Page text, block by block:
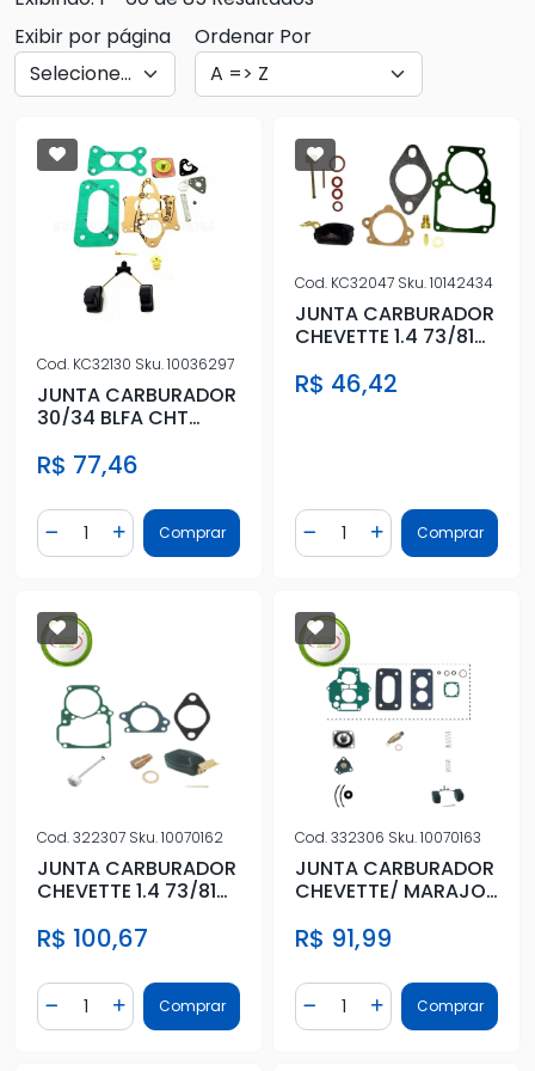
Exibir por página
Ordenar Por
Cod. KC32130 Sku.10036297
JUNTA CARBURADOR
30/34 BLFA CHT
DIAFRAGMA BOI
R$ 77,46
Diminuir Quantidade
Quantidade
Adicionar Quantidade
Comprar
Cod. KC32047 Sku.10142434
JUNTA CARBURADOR
CHEVETTE 1.4 73/81
C/ PIS
R$ 46,42
Diminuir Quantidade
Quantidade
AdicionarComprar
Cod.322307 Sku.10070162
JUNTA CARBURADOR
CHEVETTE 1.4 73/81
C/ PIS
R$ 100,67
Diminuir Quantidade
Quantidade
Adicionar Quantidade
Comprar
Cod.332306 Sku.10070163
JUNTA CARBURADOR
CHEVETTE/ MARAJO
460 COMPL
R$ 91,99
Diminuir Quantidade
Quantidade
AdicionarComprar